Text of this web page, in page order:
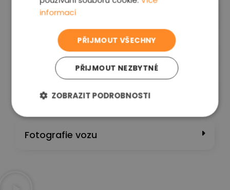
Kontrola stavu kapalin a nádrží​
Kontrolní projížďka
PC diagnostika
Fotografie vozu
informací
PŘIJMOUT VŠECHNY
PŘIJMOUT NEZBYTNÉ
ZOBRAZIT PODROBNOSTI